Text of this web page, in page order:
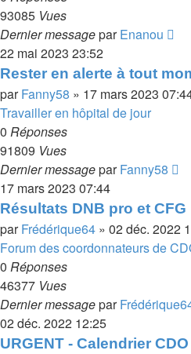
93085 Vues
Dernier messageparEnanou
22 mai 2023 23:52
Rester en alerte à tout
parFanny58 » 17 mars 2023
Travailler en hôpital de jour
0 Réponses
91809 Vues
Dernier messageparFanny58
17 mars 2023 07:44
Résultats DNB pro et CFG
parFrédérique64 » 02 déc. 2022
Forum des coordonnateurs de
0 Réponses
46377 Vues
Dernier messagepar
02 déc. 2022 12:25
URGENT - Calendrier